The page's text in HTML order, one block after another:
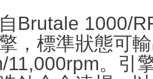
Brutale 1000/
，標準狀態可
11,000rpm。引